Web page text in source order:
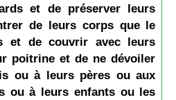
et de préserver leurs
de leurs corps que le
et de couvrir avec leurs
poitrine et de ne dévoiler
ou à leurs pères ou aux
ou à leurs enfants ou les